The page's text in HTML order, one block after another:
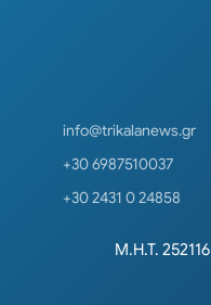
info@trikalanews.gr
+30 6987510037
+30 2431 0 24858
Μ.Η.Τ. 252116